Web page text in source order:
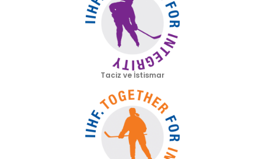
Taciz ve İstismar